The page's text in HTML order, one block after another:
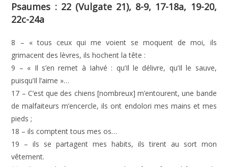
Psaumes : 22 (Vulgate 21), 8-9, 17-18a, 19-20,
22c-24a
8 – « tous ceux qui me voient se moquent de moi, ils
grimacent des lèvres, ils hochent la tête :
9 – « Il s’en remet à Iahvé : qu’Il le délivre, qu’Il le sauve,
puisqu’Il l’aime »…
17 – C’est que des chiens [nombreux] m’entourent, une bande
de malfaiteurs m’encercle, ils ont endolori mes mains et mes
pieds ;
18 – ils comptent tous mes os…
19 – ils se partagent mes habits, ils tirent au sort mon
vêtement.